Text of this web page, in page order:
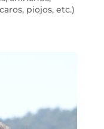
piojos, etc.)